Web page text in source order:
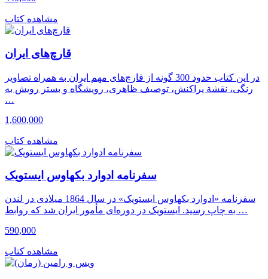
مشاهده کتاب
قارچ‌های ایران
در این کتاب حدود 300 گونه از قارچ‌های مهم ایران به همراه تصاویر
رنگی، نقشة پراکنش، توصیف ظاهری، رویشگاه و بستر رویش به
…
1,600,000
مشاهده کتاب
سفرنامه ادوارد بکهاوس ایستویک
سفرنامه «ادوارد بکهاوس ایستویک» در سال 1864 میلادی در لندن
به چاپ رسید. ایستویک در دوره‌ای مأمور ایران شد که روابط …
590,000
مشاهده کتاب